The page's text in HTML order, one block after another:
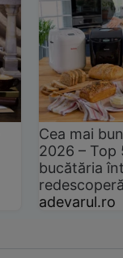
Cea mai
2026 –
bucătăria
adevarul.ro